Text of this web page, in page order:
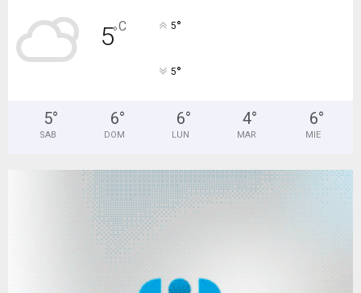
5°C 5°
5°
5°
SAB
6°
DOM
6°
LUN
4°
MAR
6°
MIE